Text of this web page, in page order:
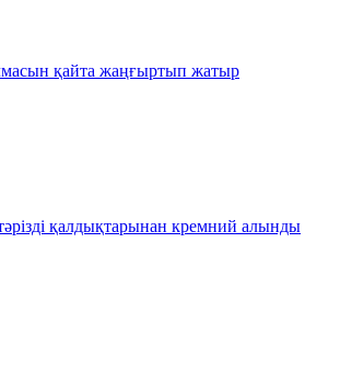
қайта жаңғыртып жатыр
қалдықтарынан кремний алынды